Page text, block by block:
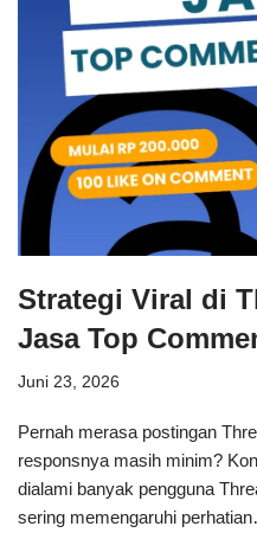
Strategi Viral di
Jasa Top
Juni 23, 2026
Pernah merasa postingan
responsnya masih minim?
dialami banyak pengguna
sering memengaruhi